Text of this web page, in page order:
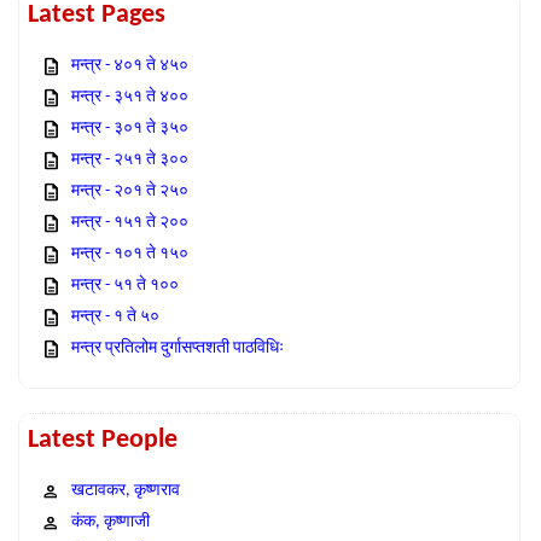
Latest Pages
मन्त्र - ४०१ ते ४५०
मन्त्र - ३५१ ते ४००
मन्त्र - ३०१ ते ३५०
मन्त्र - २५१ ते ३००
मन्त्र - २०१ ते २५०
मन्त्र - १५१ ते २००
मन्त्र - १०१ ते १५०
मन्त्र - ५१ ते १००
मन्त्र - १ ते ५०
मन्त्र प्रतिलोम दुर्गासप्तशती पाठविधिः
Latest People
खटावकर, कृष्णराव
कंक, कृष्णाजी